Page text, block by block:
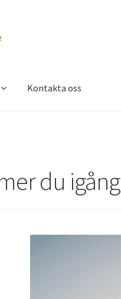
Kontakta oss
du igång